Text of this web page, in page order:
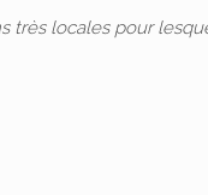
très locales pour